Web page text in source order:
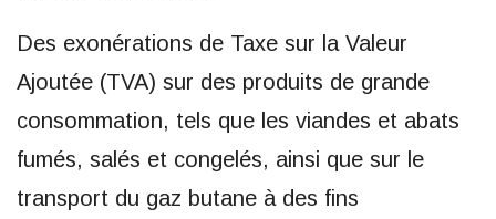
Des exonérations de Taxe sur la Valeur
Ajoutée (TVA) sur des produits de grande
consommation, tels que les viandes et abats
fumés, salés et congelés, ainsi que sur le
transport du gaz butane à des fins